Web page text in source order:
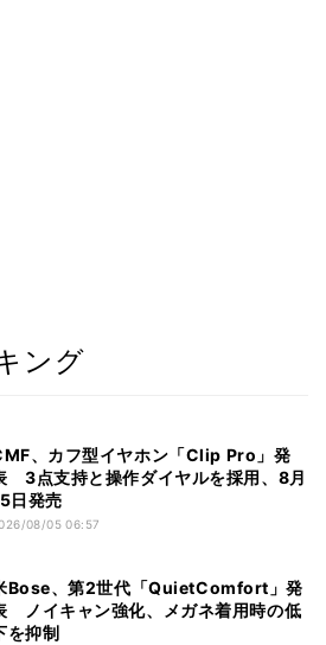
ング
、カフ型イヤホン「Clip Pro」発
3点支持と操作ダイヤルを採用、8月
日発売
08/05 06:57
Bose、第2世代「QuietComfort」発
ノイキャン強化、メガネ着用時の低
を抑制